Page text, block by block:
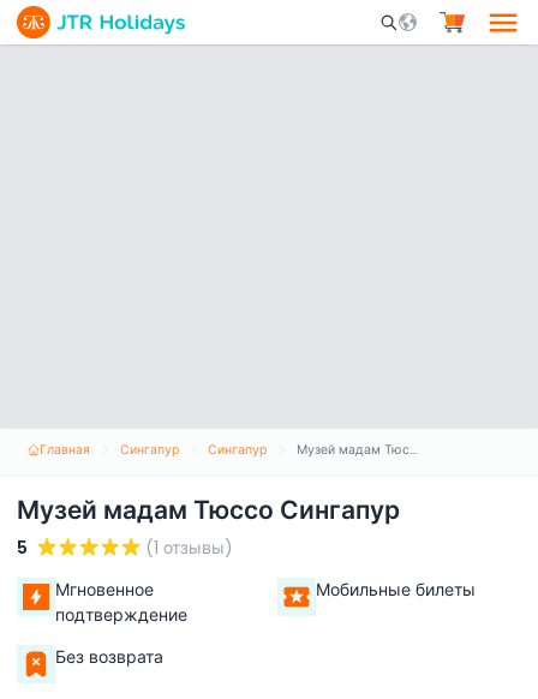
Mobile Search
Главная Сингапур Сингапур Музей мадам Тюссо Сингапур
Музей мадам Тюссо Сингапур
5
(1 отзывы)
Мгновенное
подтверждение
Мобильные билеты
Без возврата